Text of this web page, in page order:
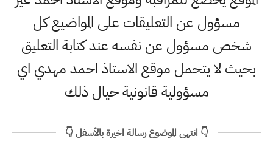
مسؤول عن التعليقات على المواضيع كل
شخص مسؤول عن نفسه عند كتابة التعليق
بحيث لا يتحمل موقع الاستاذ احمد مهدي اي
مسؤولية قانونية حيال ذلك
👇 انتهى الموضوع رسالة اخيرة بالأسفل 👇